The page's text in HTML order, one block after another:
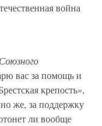
война
вас за помощь и
крепость»,
же, за поддержку
ли вообще